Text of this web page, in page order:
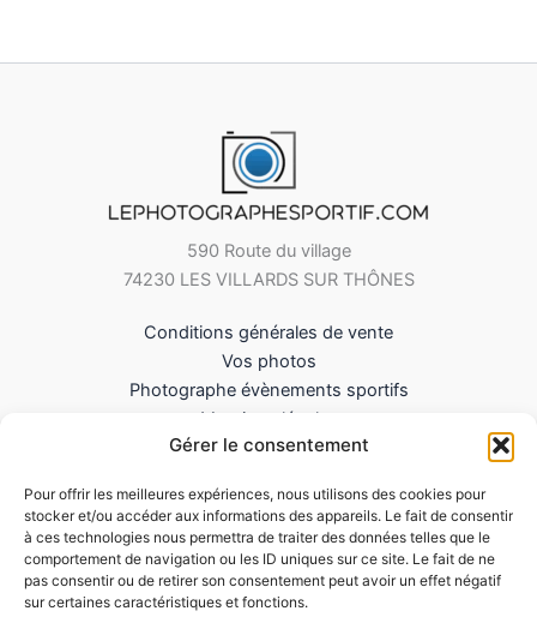
Gérer le consentement
Pour offrir les meilleures expériences, nous utilisons des cookies pour
stocker et/ou accéder aux informations des appareils. Le fait de consentir
à ces technologies nous permettra de traiter des données telles que le
comportement de navigation ou les ID uniques sur ce site. Le fait de ne
pas consentir ou de retirer son consentement peut avoir un effet négatif
sur certaines caractéristiques et fonctions.
590 Route du village
74230 LES VILLARDS SUR THÔNES
Conditions générales de vente
Vos photos
Photographe évènements sportifs
Mentions légales
Mes Téléchargements
Politique de cookies (UE)